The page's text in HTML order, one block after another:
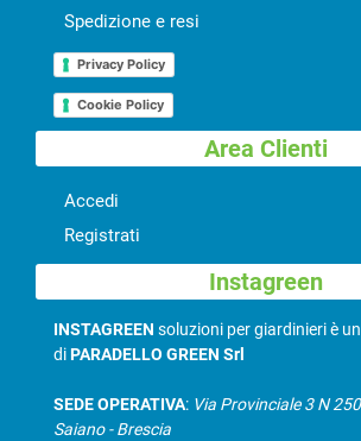
Spedizione e resi
Privacy Policy
Cookie Policy
Area Clienti
Accedi
Registrati
Instagreen
INSTAGREEN soluzioni per giardinieri è
diPARADELLO GREEN Srl
SEDE OPERATIVA: Via Provinciale 3 N
Saiano - Brescia